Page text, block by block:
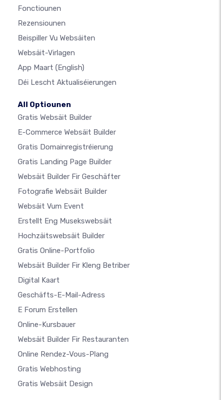
Fonctiounen
Rezensiounen
Beispiller Vu Websäiten
Websäit-Virlagen
App Maart (English)
Déi Lescht Aktualiséierungen
All Optiounen
Gratis Websäit Builder
E-Commerce Websäit Builder
Gratis Domainregistréierung
Gratis Landing Page Builder
Websäit Builder Fir Geschäfter
Fotografie Websäit Builder
Websäit Vum Event
Erstellt Eng Musekswebsäit
Hochzäitswebsäit Builder
Gratis Online-Portfolio
Websäit Builder Fir Kleng Betriber
Digital Kaart
Geschäfts-E-Mail-Adress
E Forum Erstellen
Online-Kursbauer
Websäit Builder Fir Restauranten
Online Rendez-Vous-Plang
Gratis Webhosting
Gratis Websäit Design